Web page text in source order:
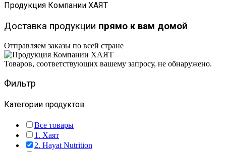
Продукция Компании ХАЯТ
Доставка продукции прямо к вам домой
Отправляем заказы по всей стране
Товаров, соответствующих вашему запросу, не обнаружено.
Фильтр
Категории продуктов
Все товары
1. Хаят
2. Hayat Nutrition